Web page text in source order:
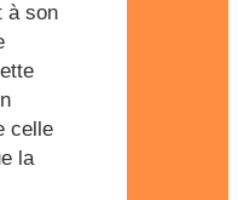
à son
celle
la